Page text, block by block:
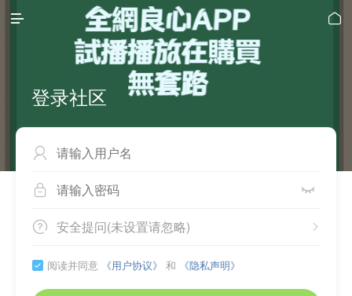
 
登录社区

 
 
安全提问(未设置请忽略)
 阅读并同意 《用户协议》 和 《隐私声明》